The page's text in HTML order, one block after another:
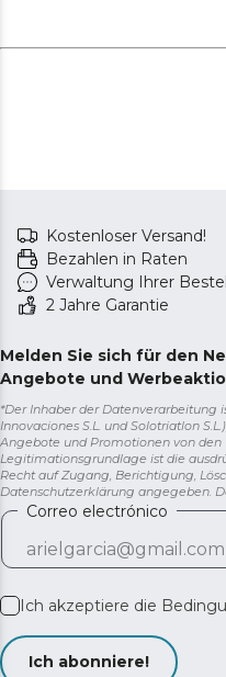
Kostenloser Versand!
Bezahlen in Raten
Verwaltung Ihrer
2 Jahre Garantie
Melden Sie sich für den
Angebote und
*Der Inhaber der Datenverarbeitung
Innovaciones S.L. und Solotriatlon
Angebote und Promotionen von den
Legitimationsgrundlage ist die
Recht auf Zugang, Berichtigung,
Datenschutzerklärung angegeben.
Correo electrónico
Ich akzeptiere die
Ich abonniere!